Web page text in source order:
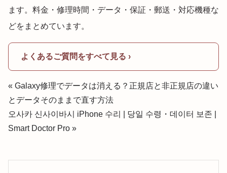
ます。料金・修理時間・データ・保証・郵送・対応機種な
どをまとめています。
よくあるご質問をすべて見る ›
« Galaxy修理でデータは消える？正規店と非正規店の違い
とデータそのままで直す方法
오사카 신사이바시 iPhone 수리 | 당일 수령・데이터 보존 |
Smart Doctor Pro »